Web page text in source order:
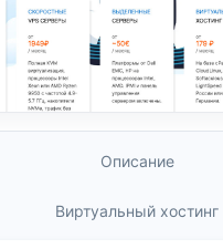
Описание
Виртуальный хостинг